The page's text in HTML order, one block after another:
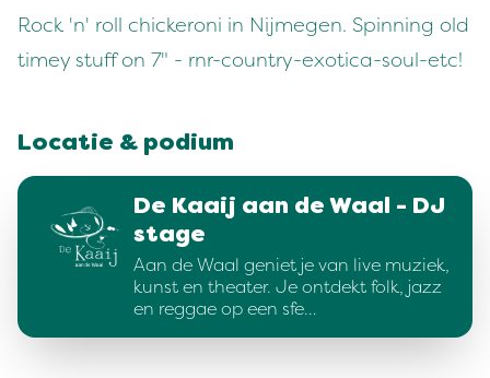
Rock 'n' roll chickeroni in Nijmegen. Spinning old
timey stuff on 7" - rnr-country-exotica-soul-etc!
Locatie & podium
De Kaaij aan de Waal - DJ
stage
Aan de Waal geniet je van live muziek,
kunst en theater. Je ontdekt folk, jazz
en reggae op een sfe…